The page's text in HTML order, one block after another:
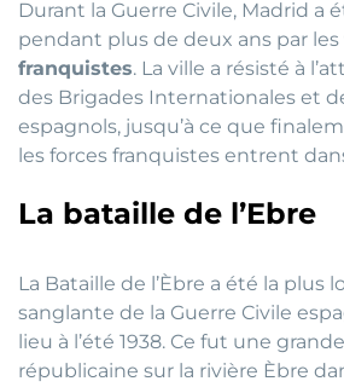
Durant la Guerre Civile, Madrid a
pendant plus de deux ans par les
franquistes. La ville a résisté à
des Brigades Internationales et
espagnols, jusqu’à ce que
les forces franquistes entrent
La bataille de l’Ebre
La Bataille de l’Èbre a été la plus
sanglante de la Guerre Civile
lieu à l’été 1938. Ce fut une
républicaine sur la rivière Èbre